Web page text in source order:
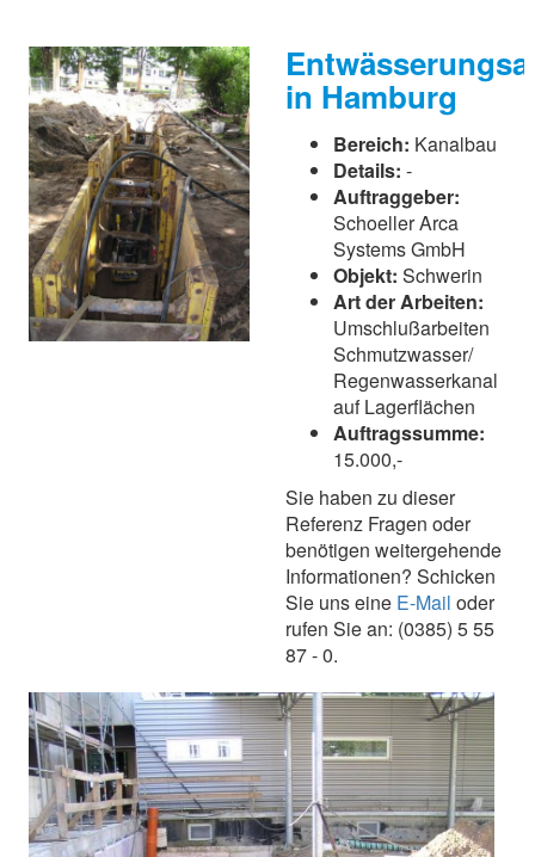
in Hamburg
Bereich: Kanalbau
Details: -
Auftraggeber:
Schoeller Arca
Systems GmbH
Objekt: Schwerin
Art der Arbeiten:
Umschlußarbeiten
Schmutzwasser/
Regenwasserkanal
auf Lagerflächen
Auftragssumme:
15.000,-
Sie haben zu dieser
Referenz Fragen oder
benötigen weitergehende
Informationen? Schicken
Sie uns eine E-Mail oder
rufen Sie an: (0385) 5 55
87 - 0.